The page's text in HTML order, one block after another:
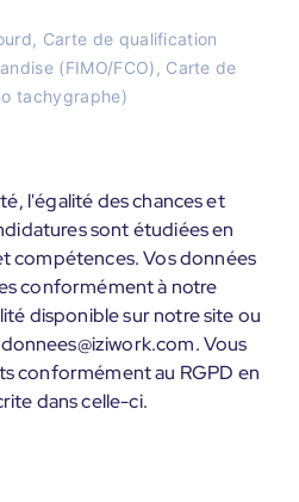
Carte de qualification
(FIMO/FCO), Carte de
tachygraphe)
l'égalité des chances et
sont étudiées en
compétences. Vos données
conformément à notre
disponible sur notre site ou
Vous
conformément au RGPD en
dans celle-ci.